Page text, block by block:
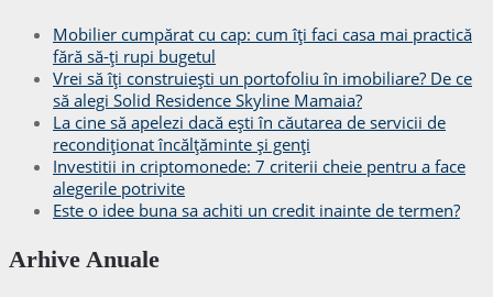
Mobilier cumpărat cu cap: cum îți faci casa mai practică
fără să-ți rupi bugetul
Vrei să îți construiești un portofoliu în imobiliare? De ce
să alegi Solid Residence Skyline Mamaia?
La cine să apelezi dacă ești în căutarea de servicii de
recondiționat încălțăminte și genți
Investitii in criptomonede: 7 criterii cheie pentru a face
alegerile potrivite
Este o idee buna sa achiti un credit inainte de termen?
Arhive Anuale